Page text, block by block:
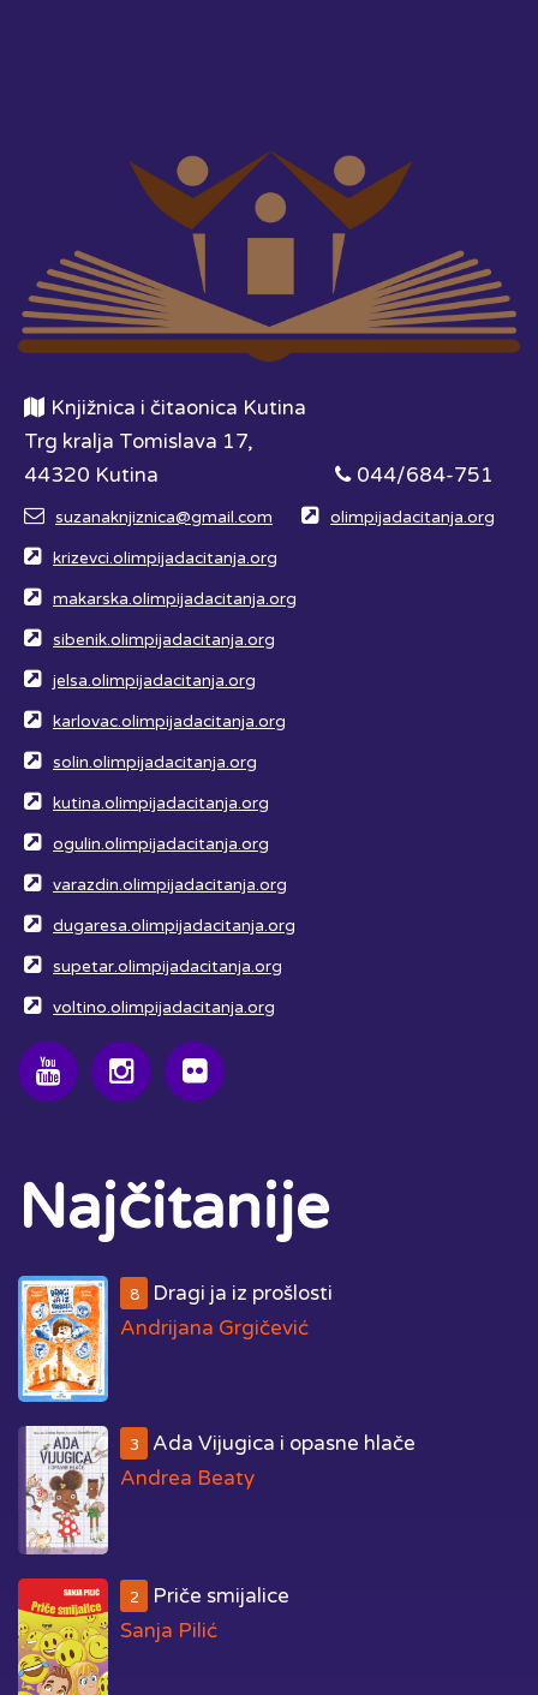
Knjižnica i čitaonica Kutina
Trg kralja Tomislava 17,
44320 Kutina
044/684-751
suzanaknjiznica@gmail.com olimpijadacitanja.org
krizevci.olimpijadacitanja.org
makarska.olimpijadacitanja.org
sibenik.olimpijadacitanja.org
jelsa.olimpijadacitanja.org
karlovac.olimpijadacitanja.org
solin.olimpijadacitanja.org
kutina.olimpijadacitanja.org
ogulin.olimpijadacitanja.org
varazdin.olimpijadacitanja.org
dugaresa.olimpijadacitanja.org
supetar.olimpijadacitanja.org
voltino.olimpijadacitanja.org
Najčitanije
8
Dragi ja iz prošlosti
Andrijana Grgičević
3
Ada Vijugica i opasne hlače
Andrea Beaty
2
Priče smijalice
Sanja Pilić